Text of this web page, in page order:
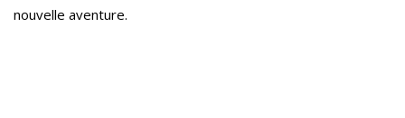
nouvelle aventure.